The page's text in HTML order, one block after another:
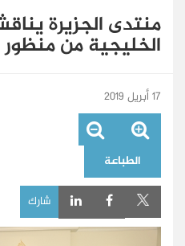
منتدى الجزيرة
الخليجية من
17 أبريل 2019
الطباعة
شارك